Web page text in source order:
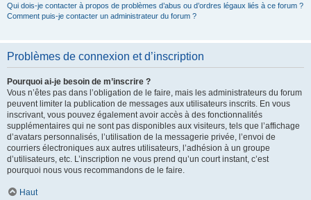
Qui dois-je contacter à propos de problèmes d’abus ou d’ordres légaux liés à ce forum ?
Comment puis-je contacter un administrateur du forum ?
Problèmes de connexion et d’inscription
Pourquoi ai-je besoin de m’inscrire ?
Vous n’êtes pas dans l’obligation de le faire, mais les administrateurs du forum
peuvent limiter la publication de messages aux utilisateurs inscrits. En vous
inscrivant, vous pouvez également avoir accès à des fonctionnalités
supplémentaires qui ne sont pas disponibles aux visiteurs, tels que l’affichage
d’avatars personnalisés, l’utilisation de la messagerie privée, l’envoi de
courriers électroniques aux autres utilisateurs, l’adhésion à un groupe
d’utilisateurs, etc. L’inscription ne vous prend qu’un court instant, c’est
pourquoi nous vous recommandons de le faire.
Haut